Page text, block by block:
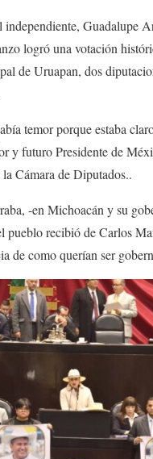
independiente, Guadalupe
logró una votación
de Uruapan, dos
temor porque estaba
y futuro Presidente de
Cámara de Diputados..
-en Michoacán y su
pueblo recibió de Carlos
de como querían ser